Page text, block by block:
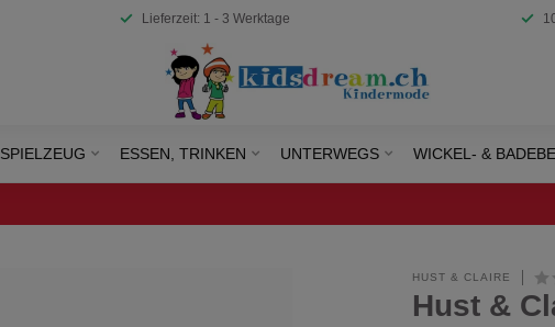
Lieferzeit: 1 - 3 Werktage
SPIELZEUG ESSEN, TRINKEN UNTERWEGS WICKEL- &
HUST & CLAIRE
Hust &